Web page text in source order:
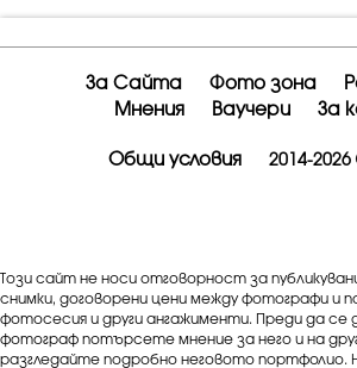
За Сайта Фото зона
Мнения
Ваучери За
Общи условия 2014-2026
Този сайт не носи отговорност за
снимки, договорени цени между фотографи и
фотосесия и други ангажименти. Преди да се
фотограф потърсете мнение за него и на
разгледайте подробно неговото портфолио.